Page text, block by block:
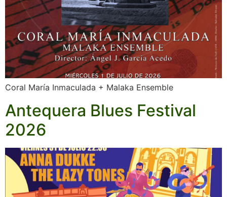
Coral María Inmaculada + Malaka Ensemble
Antequera Blues Festival
2026